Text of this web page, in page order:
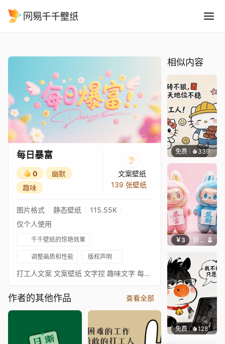
每日暴富
0
幽默
趣味
文案壁纸
139 张壁纸
图片格式 静态壁纸
115.55K
仅个人使用
千千壁纸的惊艳效果
调整画质和性能 版权声明
打工人文案 文案壁纸 文字控 趣味文字 每日暴富
作者的其他作品 查看全部
相似内容
免费 339渔小小
￥3 好看壁纸
免费 128渔小小